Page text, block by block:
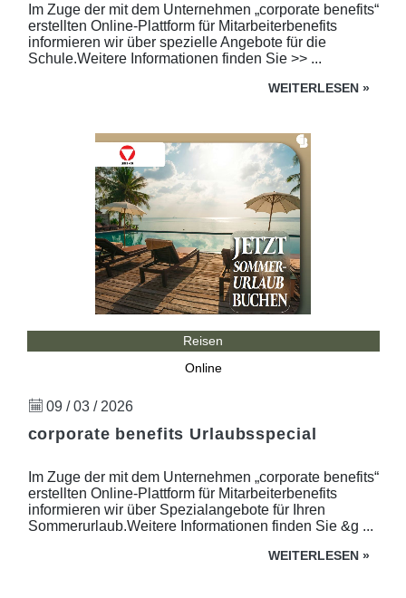
Im Zuge der mit dem Unternehmen „corporate benefits“
erstellten Online-Plattform für Mitarbeiterbenefits
informieren wir über spezielle Angebote für die
Schule.Weitere Informationen finden Sie >> ...
WEITERLESEN »
Reisen
Online
09 / 03 / 2026
corporate benefits Urlaubsspecial
Im Zuge der mit dem Unternehmen „corporate benefits“
erstellten Online-Plattform für Mitarbeiterbenefits
informieren wir über Spezialangebote für Ihren
Sommerurlaub.Weitere Informationen finden Sie &g ...
WEITERLESEN »